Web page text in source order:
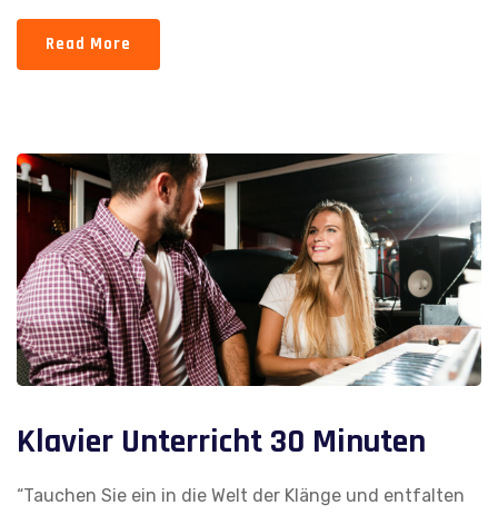
Read More
Klavier Unterricht 30 Minuten
“Tauchen Sie ein in die Welt der Klänge und entfalten